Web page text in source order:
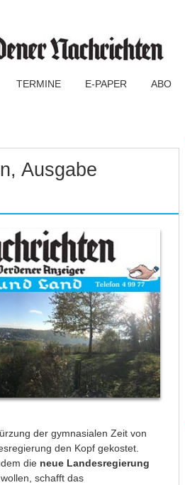
TERMINE E-PAPER ABO
Ausgabe
der gymnasialen Zeit von
den Kopf gekostet.
die neue Landesregierung
schafft das